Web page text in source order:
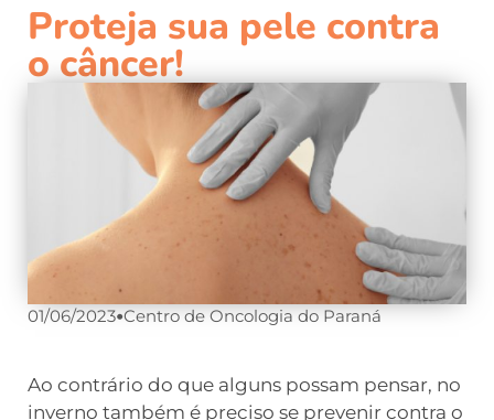
Proteja sua pele contra
o câncer!
01/06/2023•Centro de Oncologia do Paraná
Ao contrário do que alguns possam pensar, no
inverno também é preciso se prevenir contra o